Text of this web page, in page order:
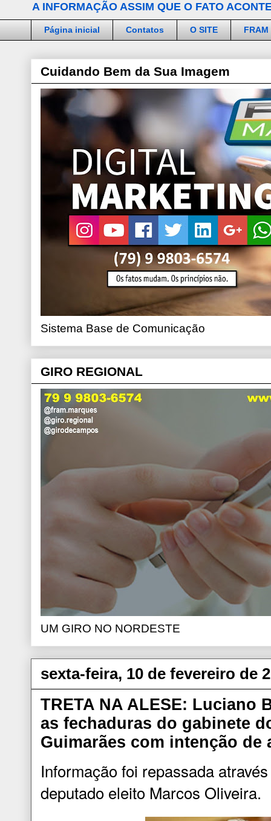
A INFORMAÇÃO ASSIM QUE O FATO
Página inicial Contatos O SITE FRAM
Cuidando Bem da Sua Imagem
Sistema Base de Comunicação
GIRO REGIONAL
UM GIRO NO NORDESTE
sexta-feira, 10 de fevereiro de
TRETA NA ALESE: Luciano
as fechaduras do gabinete
Guimarães com intenção de
Informação foi repassada
deputado eleito Marcos Oliveira.